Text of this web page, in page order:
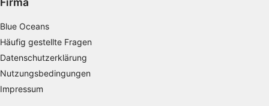
Blue Oceans
Häufig gestellte Fragen
Datenschutzerklärung
Nutzungsbedingungen
Impressum
von Inhalten
Verwendung von Profilen zur Auswahl
personalisierter Inhalte
Messung der Werbeleistung